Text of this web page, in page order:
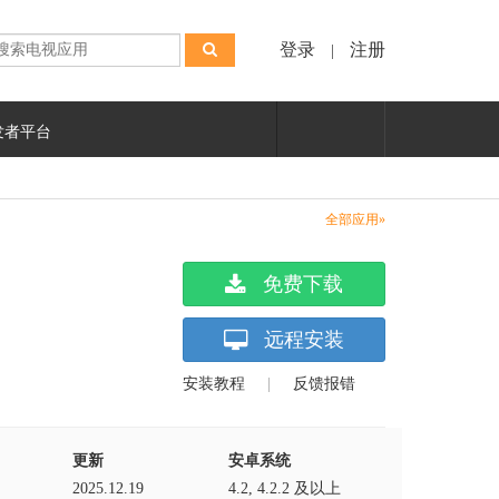
登录 注册
者平台
全部应用»
免费下载
远程安装
安装教程 反馈报错
更新
2025.12.19
安卓系统
4.2, 4.2.2 及以上